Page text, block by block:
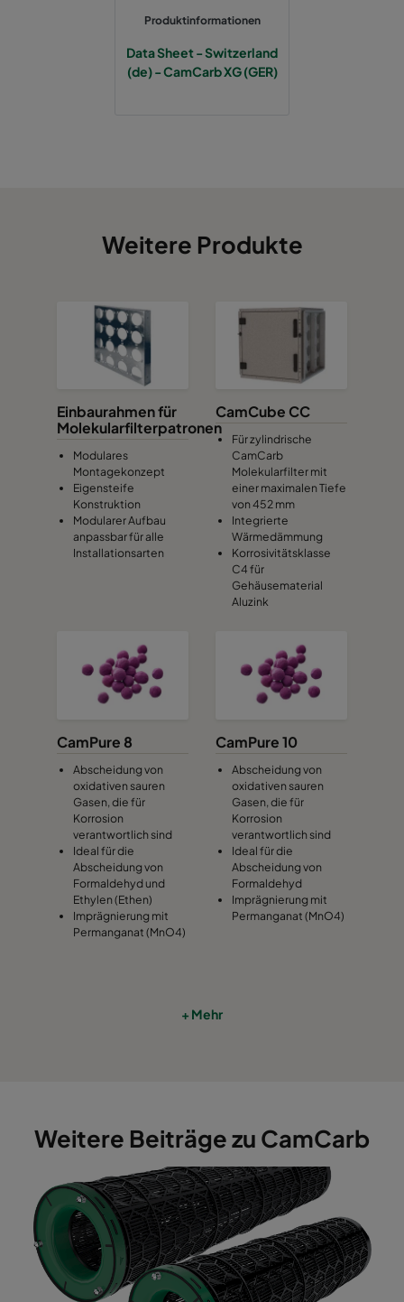
CCXG3500 FORMALDEHYDE^³
CCXG3500 Terpenes^³ 3400
CCXG3500 Decontaminate^³ 3400
Produktinformationen
Data Sheet - Switzerland
(de) - CamCarb XG (GER)
Weitere Produkte
Einbaurahmen für
Molekularfilterpatronen
Modulares
Montagekonzept
Eigensteife
Konstruktion
Modularer Aufbau
anpassbar für alle
Installationsarten
CamCube CC
Für zylindrische
CamCarb
Molekularfilter mit
einer maximalen Tiefe
von 452 mm
Integrierte
Wärmedämmung
Korrosivitätsklasse
C4 für
Gehäusematerial
Aluzink
CamPure 8
Abscheidung von
oxidativen sauren
Gasen, die für
Korrosion
verantwortlich sind
Ideal für die
Abscheidung von
Formaldehyd und
Ethylen (Ethen)
Imprägnierung mit
Permanganat (MnO4)
CamPure 10
Abscheidung von
oxidativen sauren
Gasen, die für
Korrosion
verantwortlich sind
Ideal für die
Abscheidung von
Formaldehyd
Imprägnierung mit
Permanganat (MnO4)
+ Mehr
Weitere Beiträge zu CamCarb